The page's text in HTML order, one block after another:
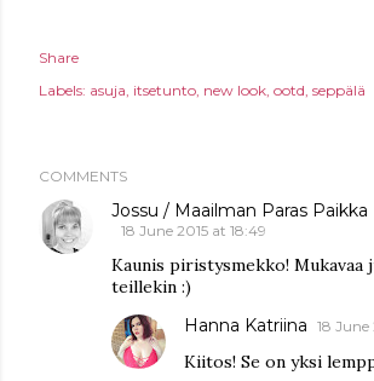
Share
Labels: asuja itsetunto new look ootd seppälä
COMMENTS
Jossu / Maailman Paras Paikka
18 June 2015 at 18:49
Kaunis piristysmekko! Mukavaa
teillekin :)
Hanna Katriina 18 June
Kiitos! Se on yksi